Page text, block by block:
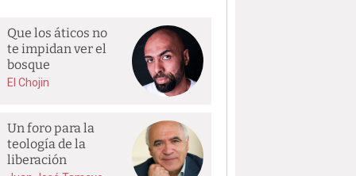
Que los áticos no
te impidan ver el
bosque
El Chojin
Un foro para la
teología de la
liberación